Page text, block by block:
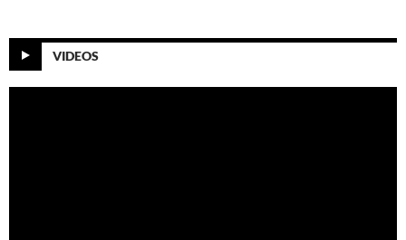
VIDEOS